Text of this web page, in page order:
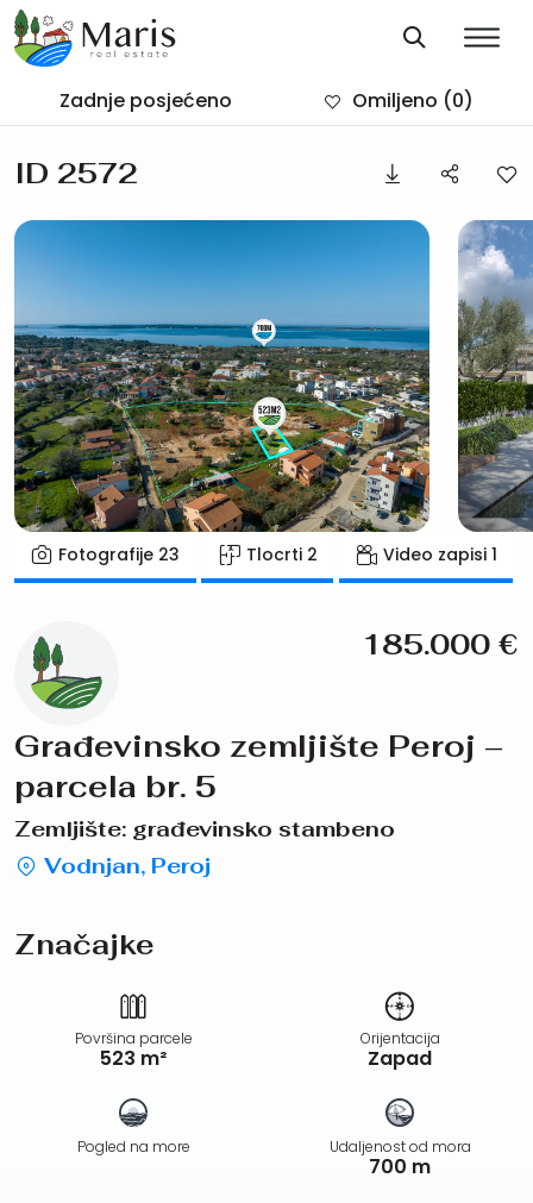
Zadnje posjećeno Omiljeno (0)
ID 2572
Fotografije 23 Tlocrti 2 Video zapisi 1
185.000 €
Građevinsko zemljište Peroj –
parcela br. 5
Zemljište: građevinsko stambeno
Vodnjan, Peroj
Značajke
Površina parcele
523 m²
Orijentacija
Zapad
Pogled na more Udaljenost od mora
700 m